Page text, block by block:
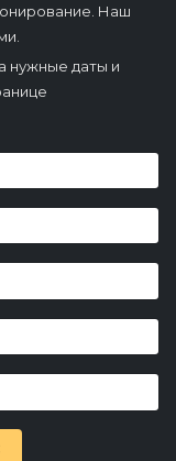
Наш
нужные даты и